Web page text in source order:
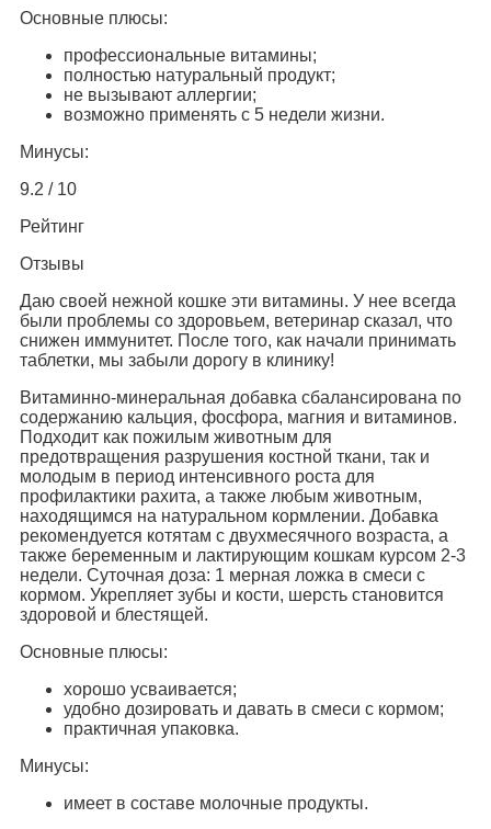
Основные плюсы:
профессиональные витамины;
полностью натуральный продукт;
не вызывают аллергии;
возможно применять с 5 недели жизни.
Минусы:
9.2 / 10
Рейтинг
Отзывы
Даю своей нежной кошке эти витамины. У нее всегда
были проблемы со здоровьем, ветеринар сказал, что
снижен иммунитет. После того, как начали принимать
таблетки, мы забыли дорогу в клинику!
Витаминно-минеральная добавка сбалансирована по
содержанию кальция, фосфора, магния и витаминов.
Подходит как пожилым животным для
предотвращения разрушения костной ткани, так и
молодым в период интенсивного роста для
профилактики рахита, а также любым животным,
находящимся на натуральном кормлении. Добавка
рекомендуется котятам с двухмесячного возраста, а
также беременным и лактирующим кошкам курсом 2-3
недели. Суточная доза: 1 мерная ложка в смеси с
кормом. Укрепляет зубы и кости, шерсть становится
здоровой и блестящей.
Основные плюсы:
хорошо усваивается;
удобно дозировать и давать в смеси с кормом;
практичная упаковка.
Минусы:
имеет в составе молочные продукты.